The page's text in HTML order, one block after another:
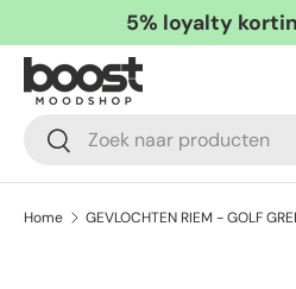
Ga naar inhoud
5% loyalty
Zoeken
Zoeken
Home GEVLOCHTEN RIEM - GOLF